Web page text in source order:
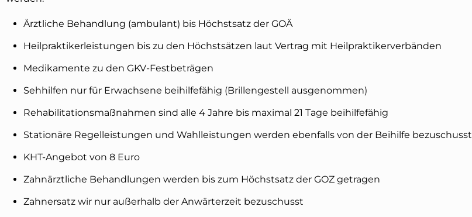
Ärztliche Behandlung (ambulant) bis Höchstsatz der GOÄ
Heilpraktikerleistungen bis zu den Höchstsätzen laut Vertrag mit Heilpraktikerverbänden
Medikamente zu den GKV-Festbeträgen
Sehhilfen nur für Erwachsene beihilfefähig (Brillengestell ausgenommen)
Rehabilitationsmaßnahmen sind alle 4 Jahre bis maximal 21 Tage beihilfefähig
Stationäre Regelleistungen und Wahlleistungen werden ebenfalls von der Beihilfe bezuschusst
KHT-Angebot von 8 Euro
Zahnärztliche Behandlungen werden bis zum Höchstsatz der GOZ getragen
Zahnersatz wir nur außerhalb der Anwärterzeit bezuschusst